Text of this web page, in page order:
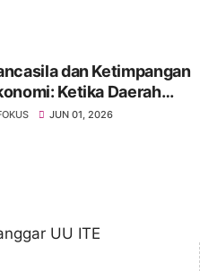
dan Ketimpangan
Ketika Daerah
Menjadi Penonton
JUN 01, 2026
UU ITE